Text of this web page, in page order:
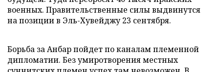
военных. Правительственные силы выдвинутся
на позиции в Эль-Хувейджу 23 сентября.
Борьба за Анбар пойдет по каналам племенной
дипломатии. Без умиротворения местных